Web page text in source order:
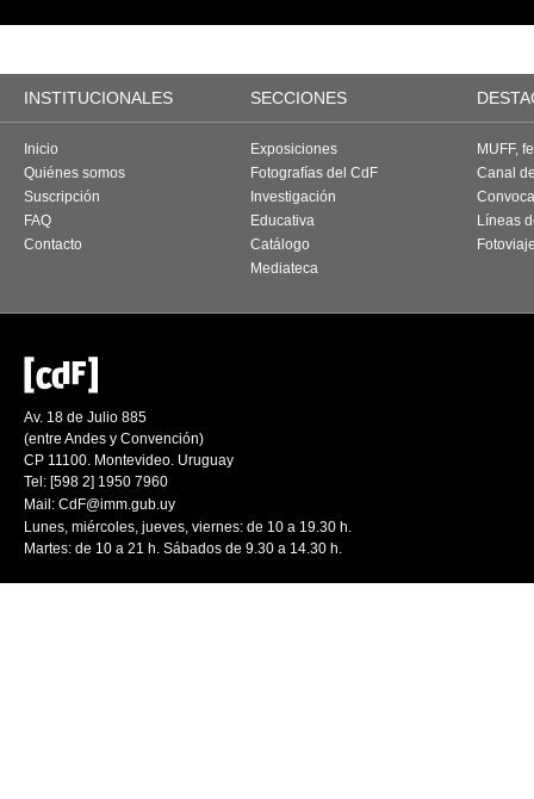
INSTITUCIONALES SECCIONES
Inicio
Quiénes somos
Suscripción
FAQ
Contacto
Exposiciones
Fotografías del CdF
Investigación
Educativa
Catálogo
Mediateca
MUFF,
Canal
Líneas
Av. 18 de Julio 885
(entre Andes y Convención)
CP 11100. Montevideo. Uruguay
Tel: [598 2] 1950 7960
Mail: CdF@imm.gub.uy
Lunes, miércoles, jueves, viernes: de 10 a 19.30 h.
Martes: de 10 a 21 h. Sábados de 9.30 a 14.30 h.